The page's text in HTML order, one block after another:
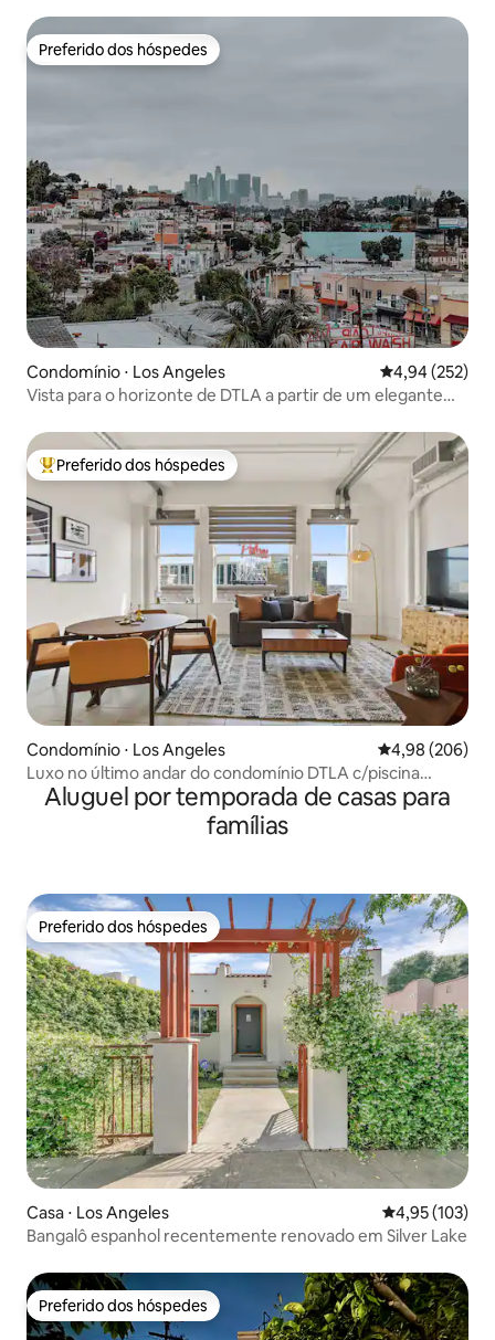
Preferido dos hóspedes
Preferido dos hóspedes
Condomínio ⋅ Los Angeles 4,94 de uma
4,94 (252)
Vista para o horizonte de DTLA a partir de um elegante
Entre os melhores preferidos dos hóspedes
Preferido dos hóspedes
Condomínio ⋅ Los Angeles 4,98 de uma
4,98 (206)
Luxo no último andar do condomínio DTLA c/piscina
*Estacionamento gratuito*
Aluguel por temporada de casas para
famílias
Preferido dos hóspedes
Preferido dos hóspedes
Casa ⋅ Los Angeles 4,95 de uma
4,95 (103)
Bangalô espanhol recentemente renovado em Silver Lake
Preferido dos hóspedes
Preferido dos hóspedes